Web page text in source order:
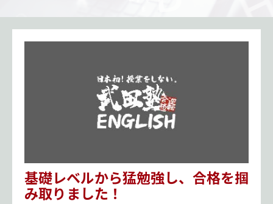
基礎レベルから猛勉強し、合格を掴
み取りました！